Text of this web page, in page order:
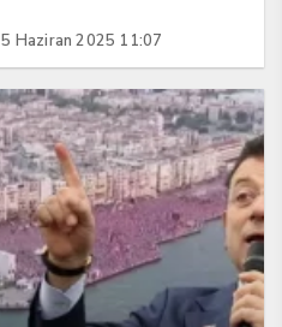
5 Haziran 2025 11:07